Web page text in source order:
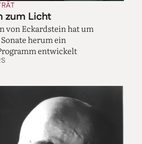
zum Licht
von Eckardstein hat um
herum ein
entwickelt